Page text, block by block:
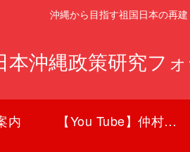
沖縄から目指す祖国日本の再建
本沖縄政策研究フ
内 【You Tube】仲村覚チャンネル